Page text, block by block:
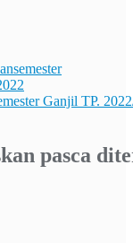
Ganjil TP.
pasca